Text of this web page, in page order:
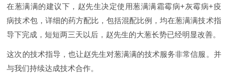
在葱满满的建议下，赵先生决定使用葱满满霜霉病+灰霉病+疫
病技术包，详细的药方配比，包括混配比例，均在葱满满技术指
导下完成，短短两三天以后，赵先生的大葱长势已经明显改善。
这次的技术指导，也让赵先生对葱满满的技术服务非常信服。并
与我们持续达成技术合作。